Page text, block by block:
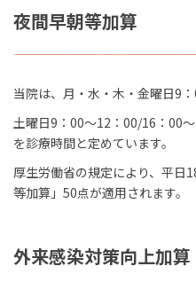
夜間早朝等加算
当院は、月・水・木・金曜日9
土曜日9：00～12：00/16：00
を診療時間と定めています。
厚生労働省の規定により、平日
等加算」50点が適用されます。
外来感染対策向上加算